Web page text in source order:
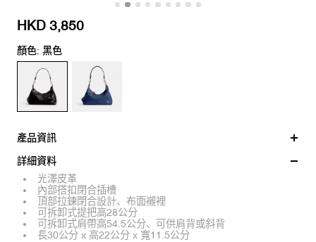
HKD 3,850
顏色: 黑色
產品資訊
詳細資料
光澤皮革
內部搭扣閉合插槽
頂部拉鍊閉合設計、布面襯裡
可拆卸式提把高28公分
可拆卸式肩帶高54.5公分、可供肩背或斜背
長30公分 x 高22公分 x 寬11.5公分